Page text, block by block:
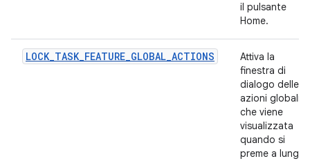
il pulsante
Home.
LOCK_TASK_FEATURE_GLOBAL_ACTIONS
Attiva la
finestra di
dialogo delle
azioni globali
che viene
visualizzata
quando si
preme a lungo